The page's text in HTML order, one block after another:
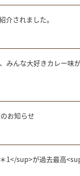
介されました。
みんな大好きカレー味
お知らせ
1</sup>が過去最高